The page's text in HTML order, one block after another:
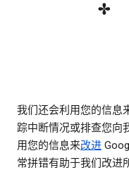
我们还会利用您的信息
踪中断情况或排查您向
用您的信息来改进
常拼错有助于我们改进